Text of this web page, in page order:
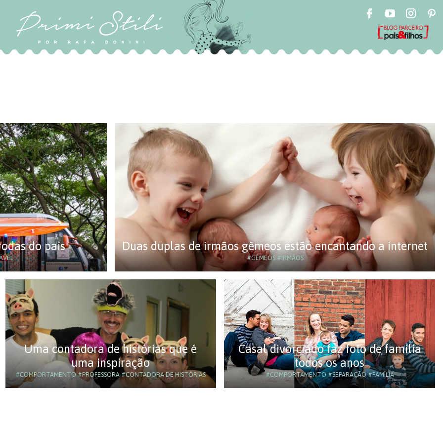
do país Duas duplas de irmãos gêmeos estão encantando a internet
#GÊMEOS#IRMÃOS
Uma contadora de histórias que é
uma inspiração
#COMPORTAMENTO#PROFESSORA#CONTADORA DE HISTÓRIAS
Casal divorciado faz foto de família
todos os anos
#COMPORTAMENTO#SEPARAÇÃO#FAMÍLIA